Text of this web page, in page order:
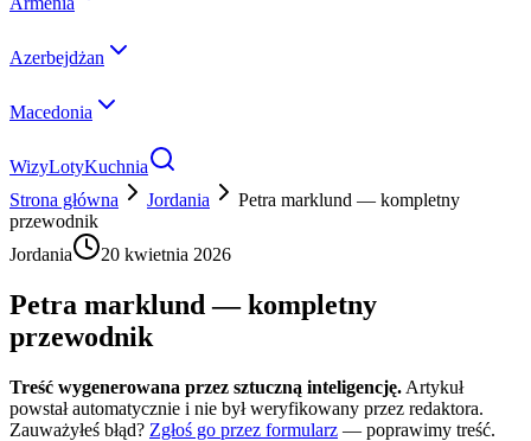
Azerbejdżan
Macedonia
WizyLotyKuchnia
Strona główna
Jordania
Petra marklund — kompletny
przewodnik
Jordania
20 kwietnia 2026
Petra marklund — kompletny
przewodnik
Treść wygenerowana przez sztuczną inteligencję. Artykuł
powstał automatycznie i nie był weryfikowany przez redaktora.
Zauważyłeś błąd? Zgłoś go przez formularz — poprawimy treść.